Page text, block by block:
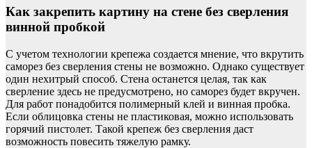
Как закрепить картину на стене без сверления
винной пробкой
С учетом технологии крепежа создается мнение, что вкрутить
саморез без сверления стены не возможно. Однако существует
один нехитрый способ. Стена останется целая, так как
сверление здесь не предусмотрено, но саморез будет вкручен.
Для работ понадобится полимерный клей и винная пробка.
Если облицовка стены не пластиковая, можно использовать
горячий пистолет. Такой крепеж без сверления даст
возможность повесить тяжелую рамку.